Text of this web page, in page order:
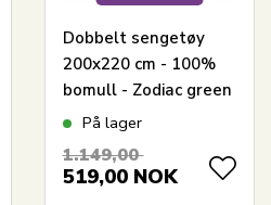
Dobbelt sengetøy
200x220 cm - 100%
bomull - Zodiac green
- Vendbart med
På lager
1.149,00
519,00 NOK